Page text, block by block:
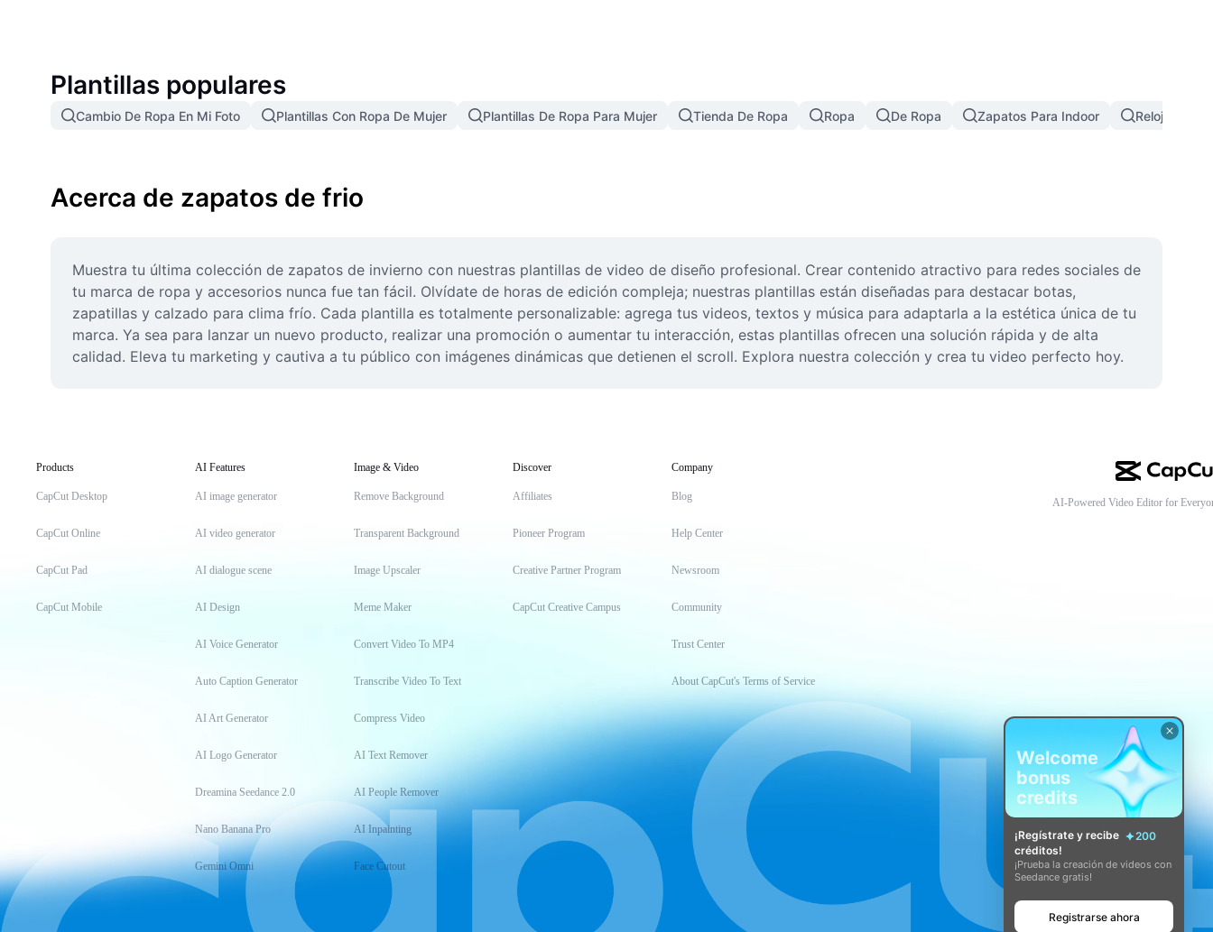
Plantillas populares
Cambio De Ropa En Mi Foto Plantillas Con Ropa De Mujer Plantillas De Ropa Para Mujer Tienda De Ropa Ropa De Ropa Zapatos Para Indoor Reloj
Acerca de zapatos de frio
Muestra tu última colección de zapatos de invierno con nuestras plantillas de video de diseño profesional. Crear contenido atractivo para redes sociales de
tu marca de ropa y accesorios nunca fue tan fácil. Olvídate de horas de edición compleja; nuestras plantillas están diseñadas para destacar botas,
zapatillas y calzado para clima frío. Cada plantilla es totalmente personalizable: agrega tus videos, textos y música para adaptarla a la estética única de tu
marca. Ya sea para lanzar un nuevo producto, realizar una promoción o aumentar tu interacción, estas plantillas ofrecen una solución rápida y de alta
calidad. Eleva tu marketing y cautiva a tu público con imágenes dinámicas que detienen el scroll. Explora nuestra colección y crea tu video perfecto hoy.
Products
CapCut Desktop
CapCut Online
CapCut Pad
CapCut Mobile
AI Features
AI image generator
AI video generator
AI dialogue scene
AI Design
AI Voice Generator
Auto Caption Generator
AI Art Generator
AI Logo Generator
Dreamina Seedance 2.0
Nano Banana Pro
Gemini Omni
Image & Video
Remove Background
Transparent Background
Image Upscaler
Meme Maker
Convert Video To MP4
Transcribe Video To Text
Compress Video
AI Text Remover
AI People Remover
AI Inpainting
Face Cutout
Discover
Affiliates
Pioneer Program
Creative Partner Program
CapCut Creative Campus
Company
Blog
Help Center
Newsroom
Community
Trust Center
About CapCut's Terms of Service
AI-Powered Video Editor for
Welcome
bonus
credits
¡Regístrate y recibe
200
créditos!
¡Prueba la creación de videos con
Seedance gratis!
Registrarse ahora